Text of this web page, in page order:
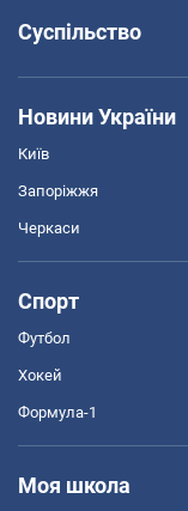
Суспільство
Новини України
Київ
Запоріжжя
Черкаси
Спорт
Футбол
Хокей
Формула-1
Моя школа